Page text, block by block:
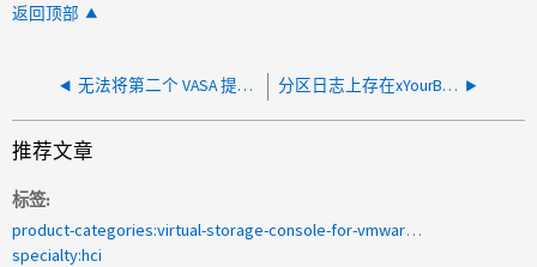
返回顶部
无法将第二个 VASA 提供程序添加到单个 vCenter 服务器 分区日志上存在xYourBinAssignmentsOutOfDate的无法访问卷
推荐文章
标签
product-categories:virtual-storage-console-for-vmware-vsphere<a>2009年266225</a>
specialty:hci